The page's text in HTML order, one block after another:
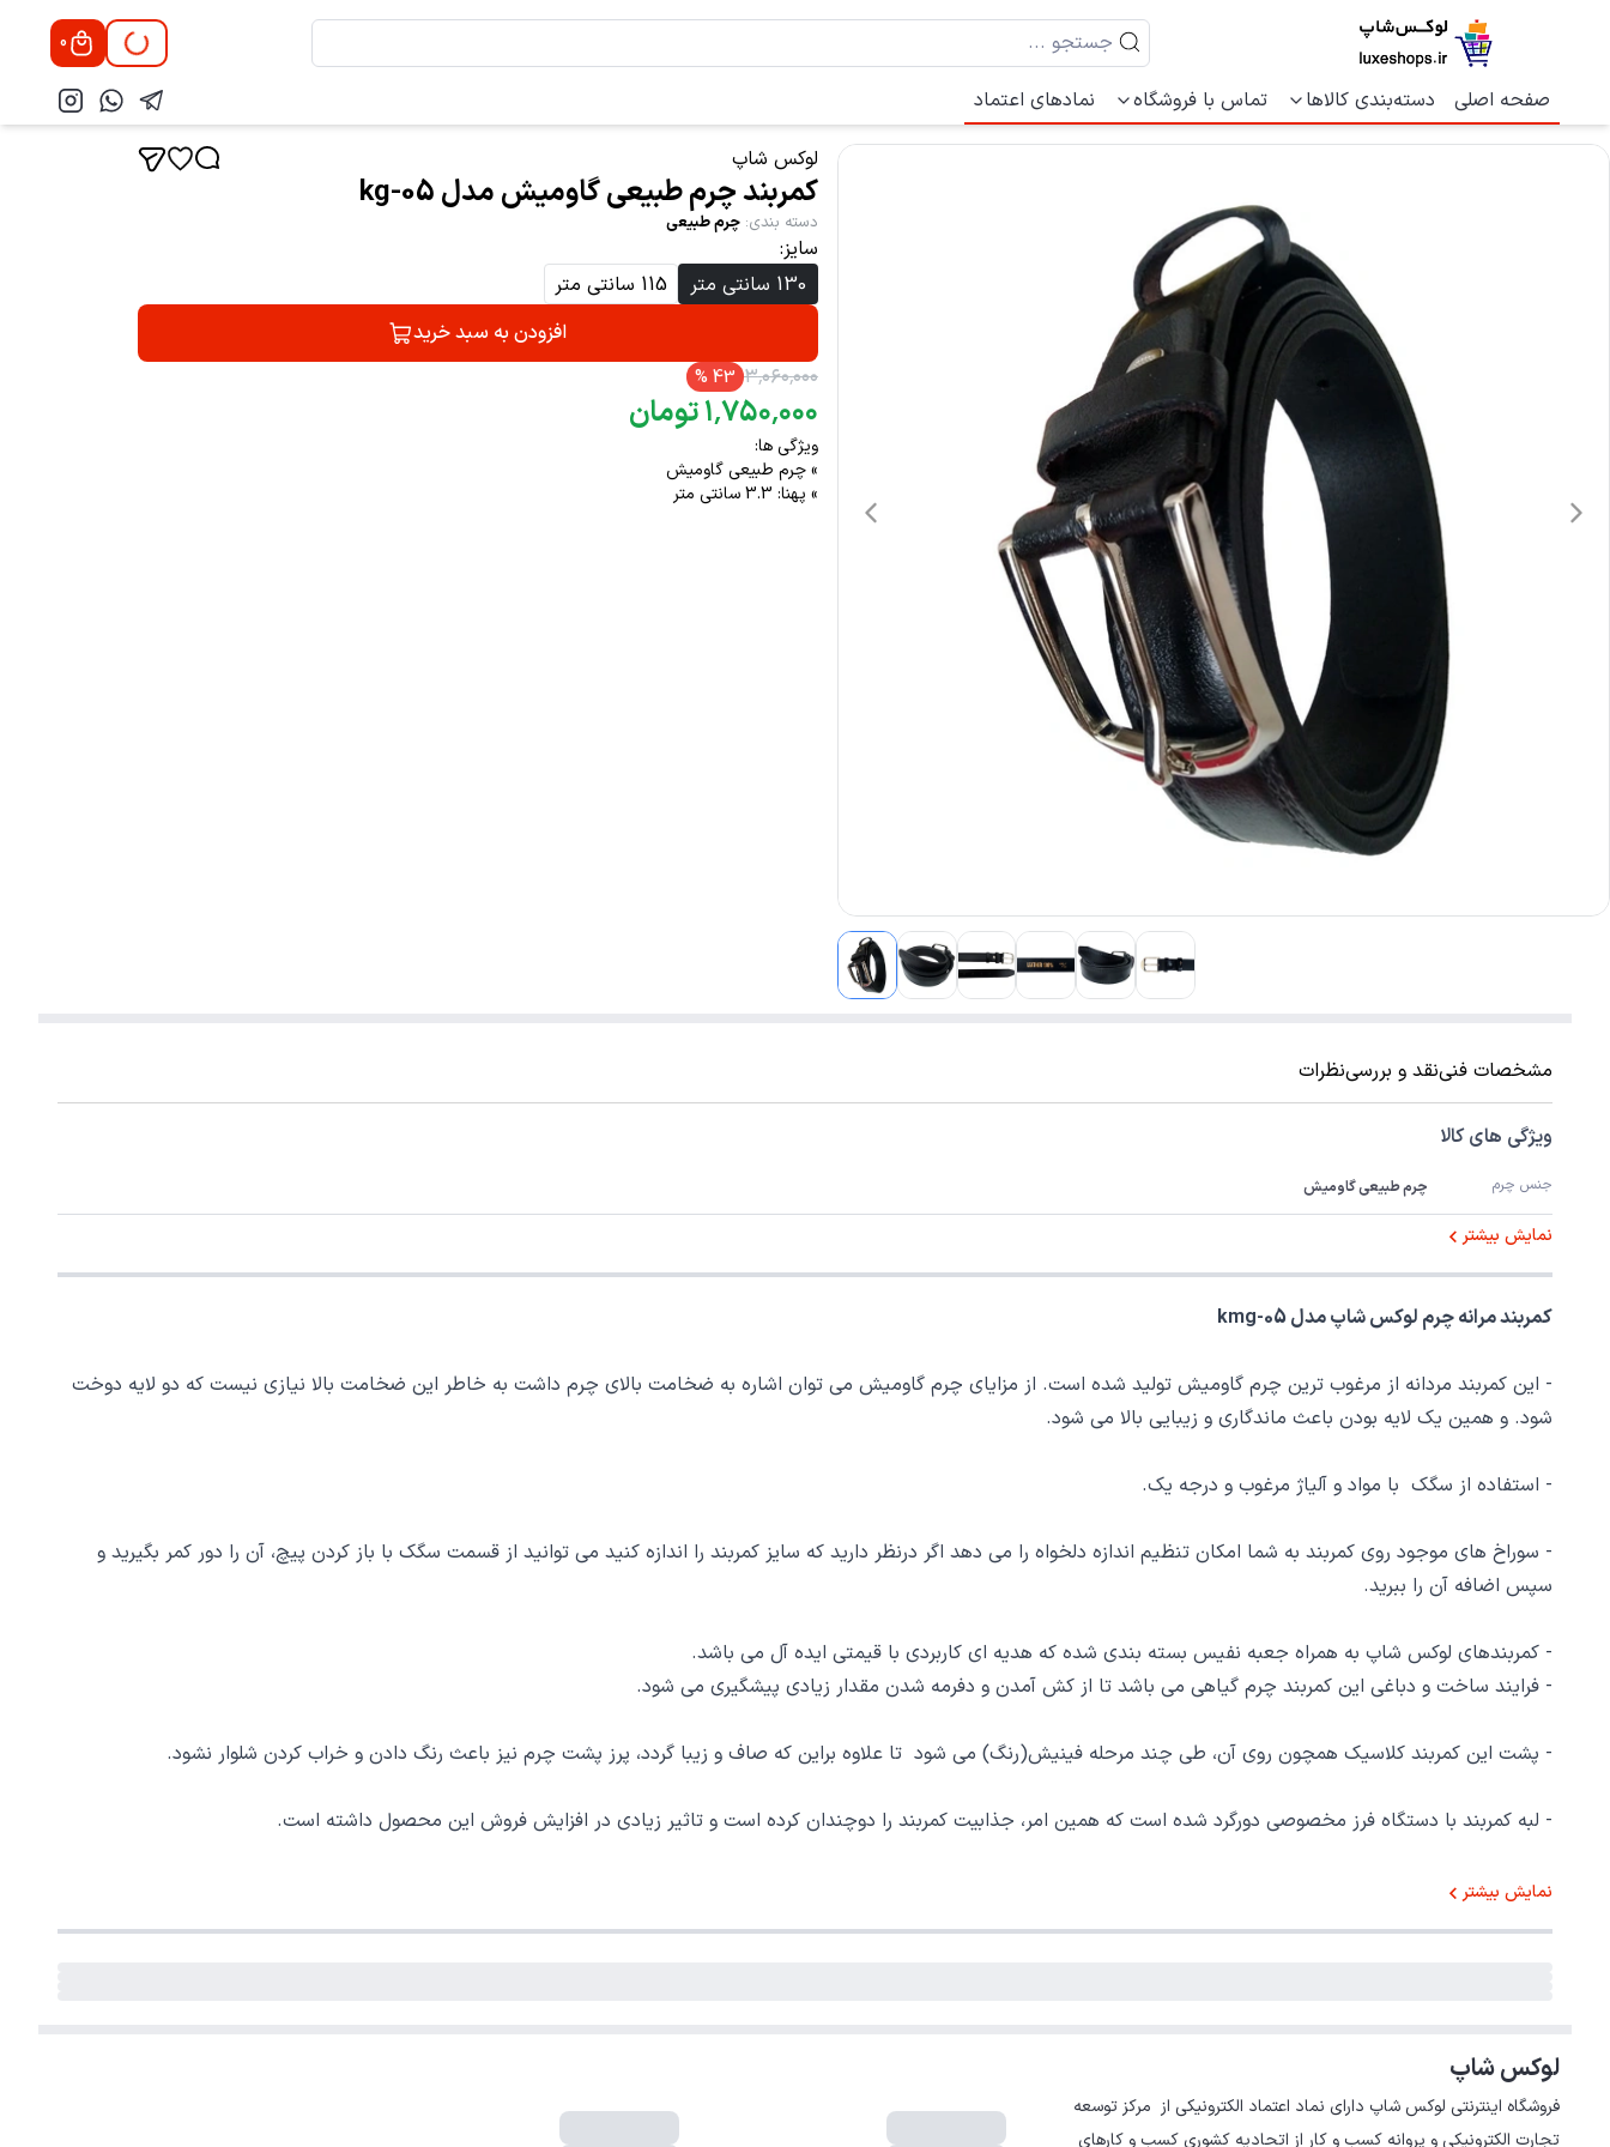
0
صفحه اصلی دسته‌بندی کالاها تماس با فروشگاه نمادهای اعتماد
لوکس شاپ
کمربند چرم طبیعی گاومیش مدل kg-05
دسته بندی: چرم طبیعی
سایز:
130 سانتی متر
115 سانتی متر
افزودن به سبد خرید
۳٬۰۶۰٬۰۰۰ 43
%
۱٬۷۵۰٬۰۰۰ تومان
ویژگی ها:
» چرم طبیعی گاومیش
» پهنا: 3.3 سانتی متر
مشخصات فنینقد و بررسینظرات
ویژگی های کالا
جنس چرم چرم طبیعی گاومیش
نمایش بیشتر
کمربند مرانه چرم لوکس شاپ مدل kmg-05
- این کمربند مردانه از مرغوب ترین چرم گاومیش تولید شده است. از مزایای چرم گاومیش می توان اشاره به ضخامت بالای چرم داشت به خاطر این ضخامت بالا نیازی نیست که دو لایه دوخت
شود. و همین یک لایه بودن باعث ماندگاری و زیبایی بالا می شود.
- استفاده از سگک با مواد و آلیاژ مرغوب و درجه یک.
- سوراخ های موجود روی کمربند به شما امکان تنظیم اندازه دلخواه را می دهد اگر درنظر دارید که سایز کمربند را اندازه کنید می توانید از قسمت سگک با باز کردن پیچ، آن را دور کمر بگیرید و
سپس اضافه آن را ببرید.
- کمربندهای لوکس شاپ به همراه جعبه نفیس بسته بندی شده که هدیه ای کاربردی با قیمتی ایده آل می باشد.
- فرایند ساخت و دباغی این کمربند چرم گیاهی می باشد تا از کش آمدن و دفرمه شدن مقدار زیادی پیشگیری می شود.
- پشت این کمربند کلاسیک همچون روی آن، طی چند مرحله فینیش(رنگ) می شود تا علاوه براین که صاف و زیبا گردد، پرز پشت چرم نیز باعث رنگ دادن و خراب کردن شلوار نشود.
- لبه کمربند با دستگاه فرز مخصوصی دورگرد شده است که همین امر، جذابیت کمربند را دوچندان کرده است و تاثیر زیادی در افزایش فروش این محصول داشته است.
شرایط نگهداری:
- محصول را در معرض حرارت یا نور مستقیم خورشید قرار ندهید..
نمایش بیشتر
لوکس شاپ